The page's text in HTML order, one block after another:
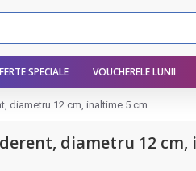
SPECIALE VOUCHERELE LUNII
diametru 12 cm, inaltime 5 cm
diametru 12 cm,